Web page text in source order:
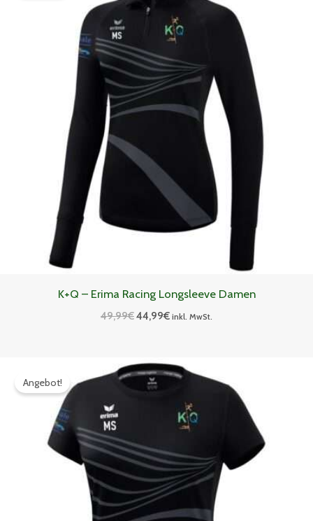
K+Q – Erima Racing Longsleeve Damen
49,99€
49,99€
44,99€ inkl. MwSt.
Angebot!
Ursprünglicher
Preis
war:
Aktueller
Preis
38,69€.